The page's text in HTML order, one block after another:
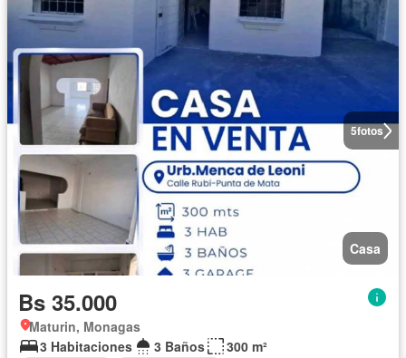
5fotos
Casa
Bs 35.000
Maturin, Monagas
3 Habitaciones
3 Baños
300 m²